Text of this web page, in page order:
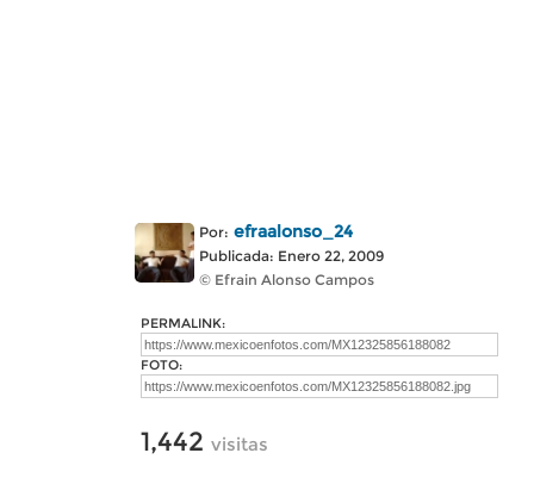
Por: efraalonso_24
Publicada: Enero 22, 2009
© Efrain Alonso Campos
PERMALINK:
FOTO:
1,442 visitas